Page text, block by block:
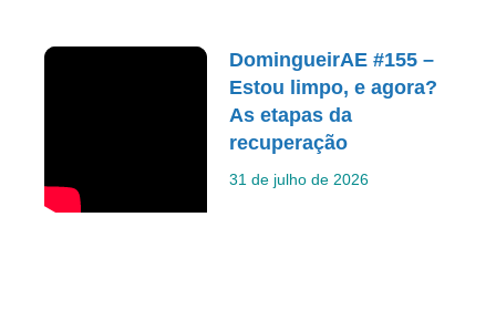
DomingueirAE #155 –
Estou limpo, e agora?
As etapas da
recuperação
31 de julho de 2026